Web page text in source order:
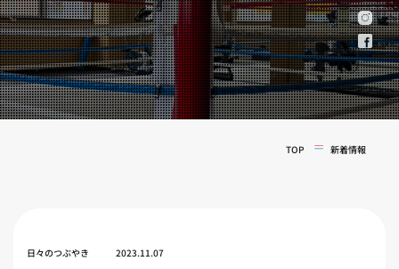
大会チケット購入
キャンペーン
実戦コース
料金システム
フィットネスコース
TOP 新着情報
日々のつぶやき 2023.11.07